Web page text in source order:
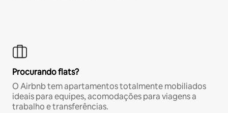
Procurando flats?
O Airbnb tem apartamentos totalmente mobiliados
ideais para equipes, acomodações para viagens a
trabalho e transferências.